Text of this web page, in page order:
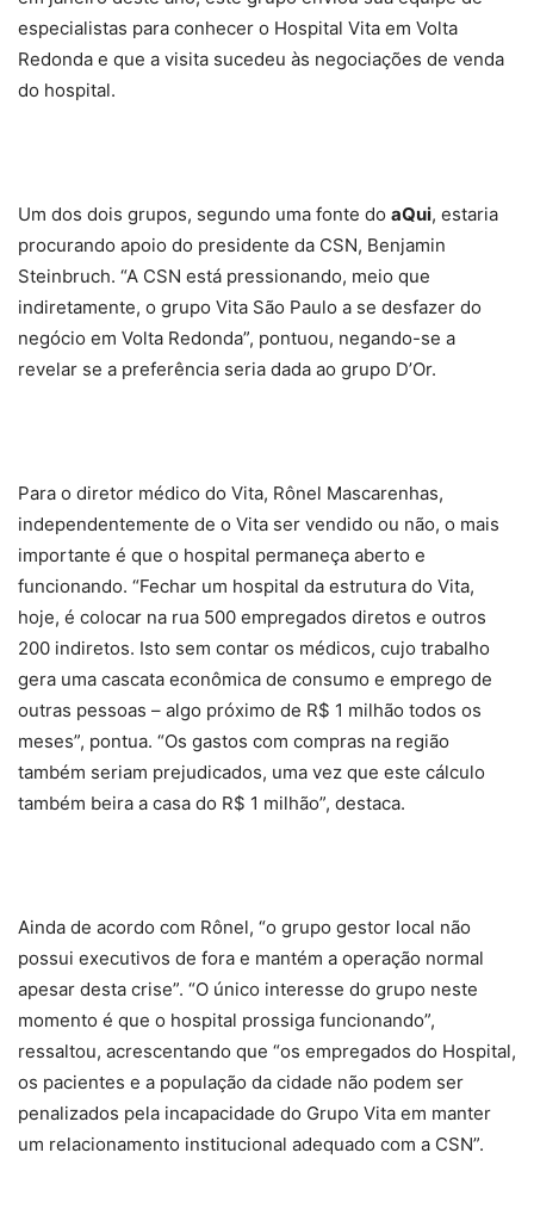
especialistas para conhecer o Hospital Vita em Volta
Redonda e que a visita sucedeu às negociações de venda
do hospital.
Um dos dois grupos, segundo uma fonte do aQui, estaria
procurando apoio do presidente da CSN, Benjamin
Steinbruch. “A CSN está pressionando, meio que
indiretamente, o grupo Vita São Paulo a se desfazer do
negócio em Volta Redonda”, pontuou, negando-se a
revelar se a preferência seria dada ao grupo D’Or.
Para o diretor médico do Vita, Rônel Mascarenhas,
independentemente de o Vita ser vendido ou não, o mais
importante é que o hospital permaneça aberto e
funcionando. “Fechar um hospital da estrutura do Vita,
hoje, é colocar na rua 500 empregados diretos e outros
200 indiretos. Isto sem contar os médicos, cujo trabalho
gera uma cascata econômica de consumo e emprego de
outras pessoas – algo próximo de R$ 1 milhão todos os
meses”, pontua. “Os gastos com compras na região
também seriam prejudicados, uma vez que este cálculo
também beira a casa do R$ 1 milhão”, destaca.
Ainda de acordo com Rônel, “o grupo gestor local não
possui executivos de fora e mantém a operação normal
apesar desta crise”. “O único interesse do grupo neste
momento é que o hospital prossiga funcionando”,
ressaltou, acrescentando que “os empregados do Hospital,
os pacientes e a população da cidade não podem ser
penalizados pela incapacidade do Grupo Vita em manter
um relacionamento institucional adequado com a CSN”.